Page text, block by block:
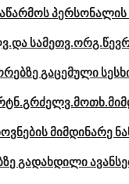
გაცემული
გადახდილი